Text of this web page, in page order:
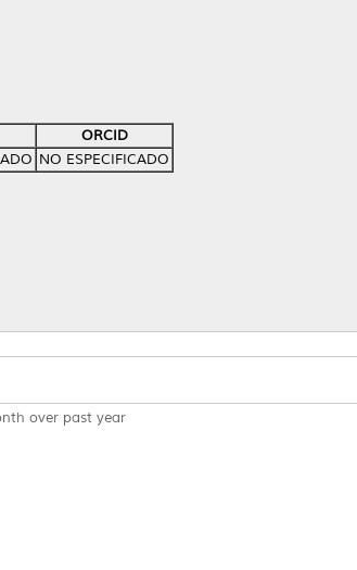
ORCID
NO ESPECIFICADO
over past year